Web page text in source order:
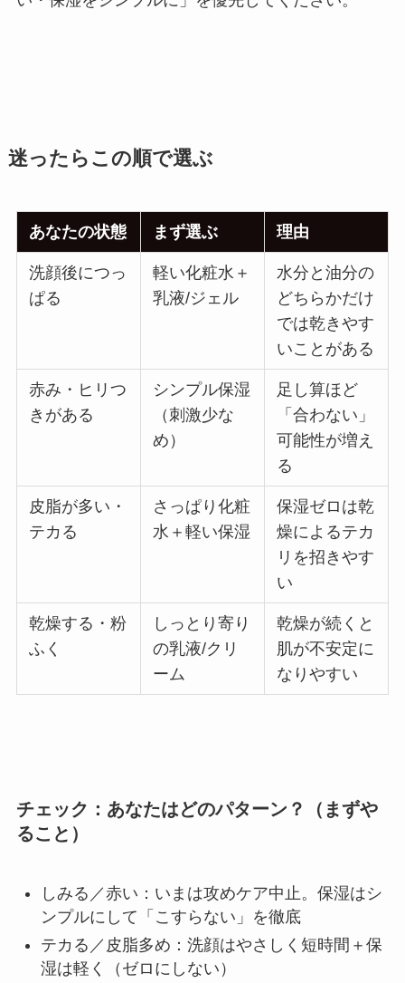
迷ったらこの順で選ぶ
あなたの状態 まず選ぶ 理由
洗顔後につっ
ぱる
軽い化粧水＋
乳液/ジェル
水分と油分の
どちらかだけ
では乾きやす
いことがある
赤み・ヒリつ
きがある
シンプル保湿
（刺激少な
め）
足し算ほど
「合わない」
可能性が増え
る
皮脂が多い・
テカる
さっぱり化粧
水＋軽い保湿
保湿ゼロは乾
燥によるテカ
リを招きやす
い
乾燥する・粉
ふく
しっとり寄り
の乳液/クリ
ーム
乾燥が続くと
肌が不安定に
なりやすい
チェック：あなたはどのパターン？（まずや
ること）
しみる／赤い：いまは攻めケア中止。保湿はシ
ンプルにして「こすらない」を徹底
テカる／皮脂多め：洗顔はやさしく短時間＋保
湿は軽く（ゼロにしない）